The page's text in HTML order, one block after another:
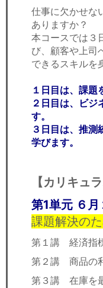
仕事に欠かせな
ありますか？
本コースでは３
び、顧客や上司
できるスキルを
１日目は、課題
２日目は、ビジ
す。
３日目は、推測
学びます。
【カリキュラ
第1単元 ６月
課題解決の
第１講 経済指
第２講 商品の
第３講 在庫を